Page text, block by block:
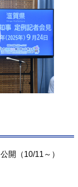
開（10/11～）